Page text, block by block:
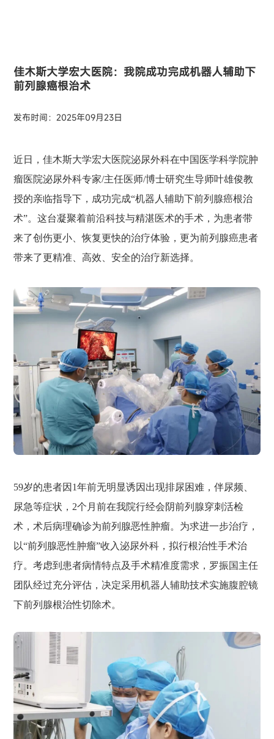
佳木斯大学宏大医院：我院成功完成机器人辅助下
前列腺癌根治术
发布时间：2025年09月23日
近日，佳木斯大学宏大医院泌尿外科在中国医学科学院肿
瘤医院泌尿外科专家/主任医师/博士研究生导师叶雄俊教
授的亲临指导下，成功完成“机器人辅助下前列腺癌根治
术”。这台凝聚着前沿科技与精湛医术的手术，为患者带
来了创伤更小、恢复更快的治疗体验，更为前列腺癌患者
带来了更精准、高效、安全的治疗新选择。
59岁的患者因1年前无明显诱因出现排尿困难，伴尿频、
尿急等症状，2个月前在我院行经会阴前列腺穿刺活检
术，术后病理确诊为前列腺恶性肿瘤。为求进一步治疗，
以“前列腺恶性肿瘤”收入泌尿外科，拟行根治性手术治
疗。考虑到患者病情特点及手术精准度需求，罗振国主任
团队经过充分评估，决定采用机器人辅助技术实施腹腔镜
下前列腺根治性切除术。